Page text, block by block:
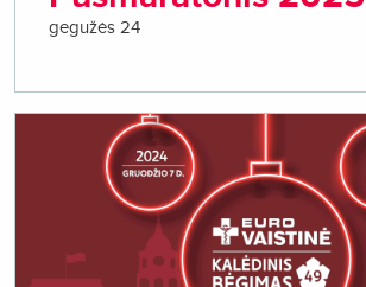
gegužės 24